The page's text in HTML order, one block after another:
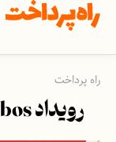
راه پرداخت
رویداد Sibos